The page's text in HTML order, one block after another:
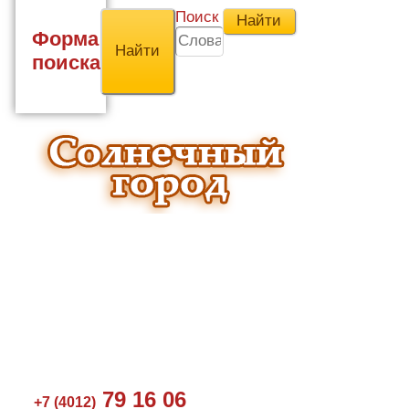
Форма
поиска
Поиск
+7 (4012) 79 16 06